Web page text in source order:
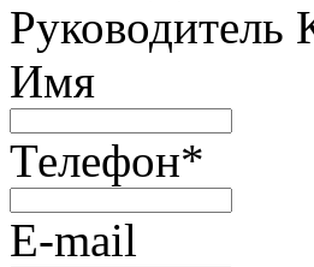
Имя
Телефон*
E-mail